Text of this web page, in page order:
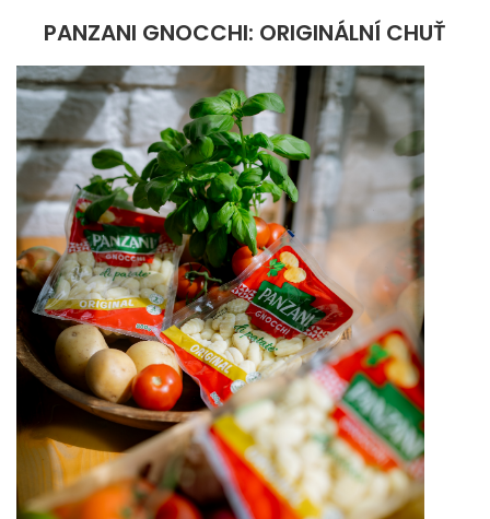
PANZANI GNOCCHI: ORIGINÁLNÍ CHUŤ